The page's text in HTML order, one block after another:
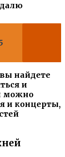
найдете
и
можно
и концерты,